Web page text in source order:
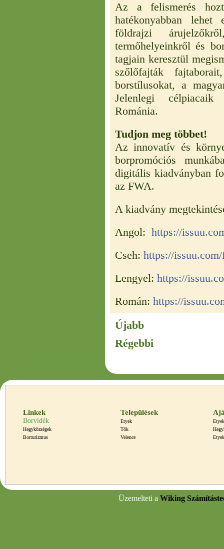
Az a felismerés
hatékonyabban
földrajzi
termőhelyeinkről és
tagjain keresztül
szőlőfajták
borstílusokat, a
Jelenlegi célpiacaik
Románia.
Tudjon meg többet!
Az innovatív és
borpromóciós
digitális kiadványban
az FWA.
A kiadvány
Angol: https://
Cseh: https://
Lengyel: https://
Román: https://
Újabb
Régebbi
Linkek
Borvidék
Hegyközségek
Borturizmus
Települések
Etyek
Tök
Velence
Üzemelteti aWiking